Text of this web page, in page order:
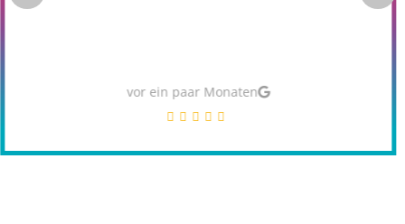
vor ein paar Monaten